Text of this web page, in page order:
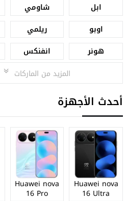
ابل شاومي
اوبو
ريلمي
هونر
انفنكس
المزيد من الماركات
أحدث الأجهزة
Huawei nova
16 Ultra
Huawei nova
16 Pro